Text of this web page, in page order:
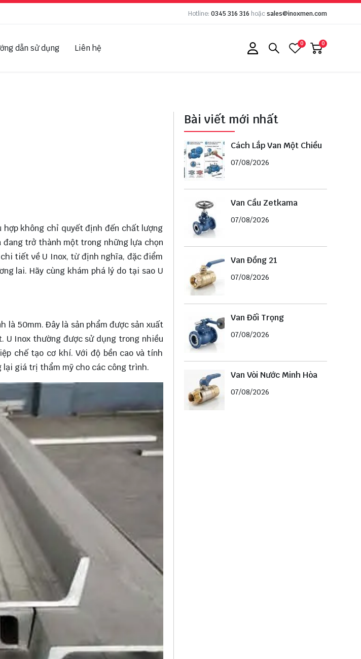
Hotline: 0345 316 316 hoặcsales@inoxmen.com
dẫn sử dụng Liên hệ 0 0
hợp không chỉ quyết định đến chất lượng
đang trở thành một trong những lựa chọn
tiết về U Inox, từ định nghĩa, đặc điểm
lai. Hãy cùng khám phá lý do tại sao U
là 50mm. Đây là sản phẩm được sản xuất
U Inox thường được sử dụng trong nhiều
chế tạo cơ khí. Với độ bền cao và tính
lại giá trị thẩm mỹ cho các công trình.
Bài viết mới nhất
Cách Lắp Van Một Chiều
07/08/2026
Van Cầu Zetkama
07/08/2026
Van Đồng 21
07/08/2026
Van Đối Trọng
07/08/2026
Van Vòi Nước Minh Hòa
07/08/2026